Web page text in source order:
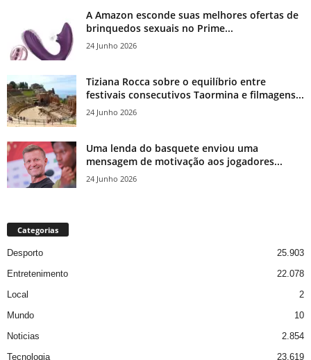
A Amazon esconde suas melhores ofertas de
brinquedos sexuais no Prime...
24 Junho 2026
Tiziana Rocca sobre o equilíbrio entre
festivais consecutivos Taormina e filmagens...
24 Junho 2026
Uma lenda do basquete enviou uma
mensagem de motivação aos jogadores...
24 Junho 2026
Categorias
Desporto
25.903
Entretenimento
22.078
Local
2
Mundo
10
Noticias
2.854
Tecnologia
23.619